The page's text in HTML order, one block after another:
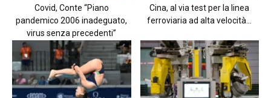
Covid, Conte “Piano
pandemico 2006 inadeguato,
virus senza precedenti”
Cina, al via test per la linea
ferroviaria ad alta velocità...